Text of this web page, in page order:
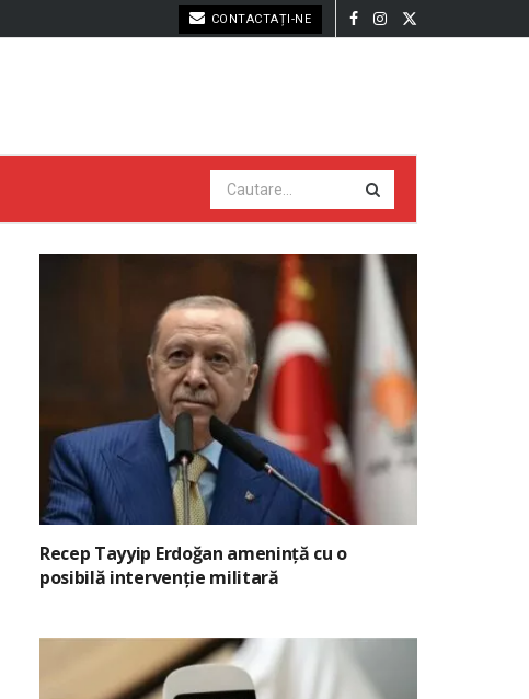
CONTACTAȚI-NE
Recep Tayyip Erdoğan amenință cu o
posibilă intervenție militară